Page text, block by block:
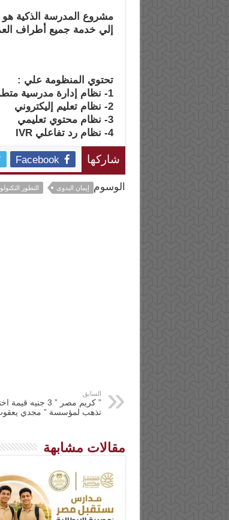
مشروع المدرسة الذكية هو
إلي خدمة جميع أطراف
تحتوي المنظومة علي :
1- نظام إدارة مدرسية متطور
2- نظام تعليم إليكتروني
3- نظام محتوي تعليمي
4- نظام رد تفاعلي IVR
شاركها Facebook
الوسوم إيمان البدوى التطور
السابق
” كريم مصر ” 3 جنيه
تذهب لمؤسسة ” مجدي
مقالات مشابهة